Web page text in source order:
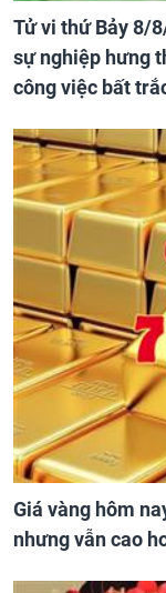
Tử vi thứ Bảy 8/
sự nghiệp hưng
công việc bất
Giá vàng hôm
nhưng vẫn cao